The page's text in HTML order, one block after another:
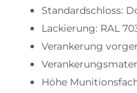
Standardschloss:
Lackierung: RAL
Verankerung
Höhe